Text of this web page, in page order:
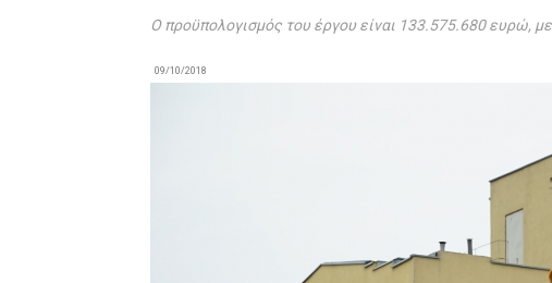
Ο προϋπολογισμός του έργου είναι 133.575.680 ευρώ,
09/10/2018